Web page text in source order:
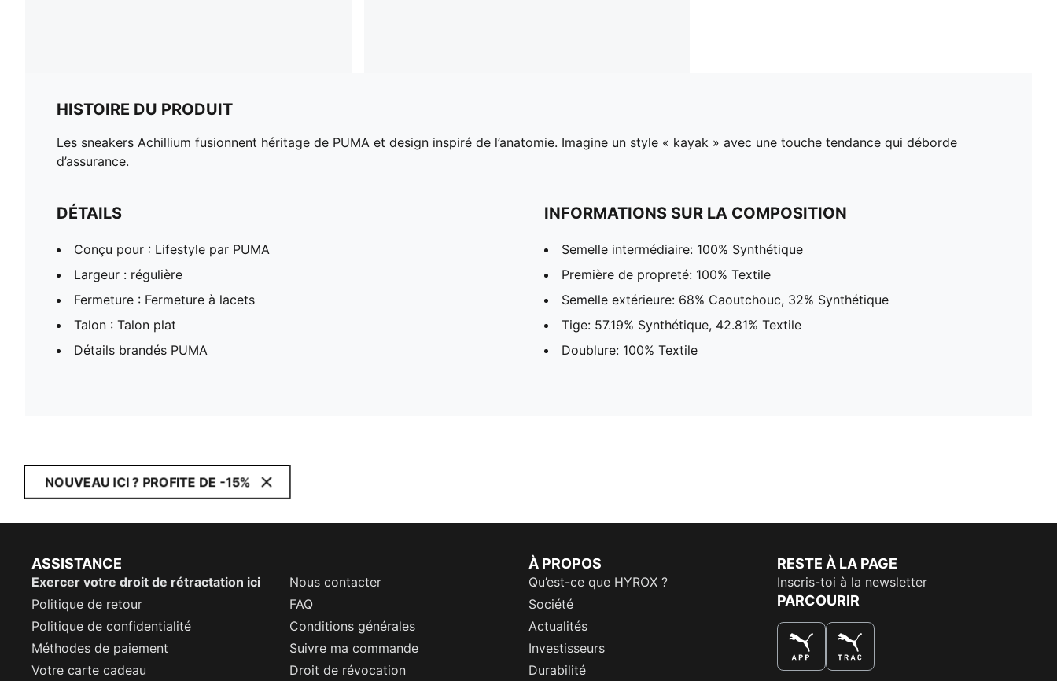
HISTOIRE DU PRODUIT
Les sneakers Achillium fusionnent héritage de PUMA et design inspiré de l’anatomie. Imagine un style « kayak » avec une touche tendance qui déborde
d’assurance.
DÉTAILS
Conçu pour : Lifestyle par PUMA
Largeur : régulière
Fermeture : Fermeture à lacets
Talon : Talon plat
Détails brandés PUMA
INFORMATIONS SUR LA COMPOSITION
Semelle intermédiaire: 100% Synthétique
Première de propreté: 100% Textile
Semelle extérieure: 68% Caoutchouc, 32% Synthétique
Tige: 57.19% Synthétique, 42.81% Textile
Doublure: 100% Textile
NOUVEAU ICI ? PROFITE DE -15%
ASSISTANCE
Exercer votre droit de rétractation ici
Nous contacter
Politique de retour
FAQ
Politique de confidentialité
Conditions générales
Méthodes de paiement
Suivre ma commande
Votre carte cadeau
Droit de révocation
À PROPOS
Qu’est-ce que HYROX ?
Société
Actualités
Investisseurs
Durabilité
RESTE À LA PAGE
Inscris-toi à la newsletter
PARCOURIR